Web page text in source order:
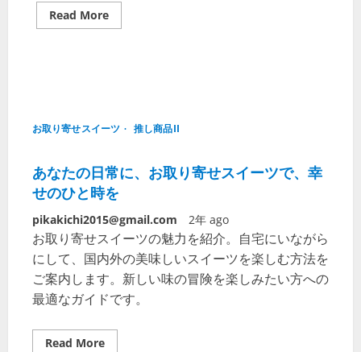
Read More
お取り寄せスイーツ 推し商品II
あなたの日常に、お取り寄せスイーツで、幸
せのひと時を
pikakichi2015@gmail.com 2年 ago
お取り寄せスイーツの魅力を紹介。自宅にいながら
にして、国内外の美味しいスイーツを楽しむ方法を
ご案内します。新しい味の冒険を楽しみたい方への
最適なガイドです。
Read More